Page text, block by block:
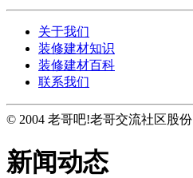
关于我们
装修建材知识
装修建材百科
联系我们
© 2004 老哥吧!老哥交流社区股份
新闻动态